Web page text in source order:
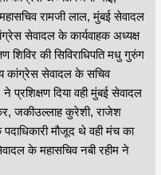
रामजी लाल, मुंबई सेवादल
सेवादल के कार्यवाहक अध्यक्ष
शिविर की सिविराधिपति मधु गुरुंग
कांग्रेस सेवादल के सचिव
प्रशिक्षण दिया वही मुंबई सेवादल
जकीउल्लाह कुरेशी, राजेश
मौजूद थे वही मंच का
के महासचिव नबी रहीम ने